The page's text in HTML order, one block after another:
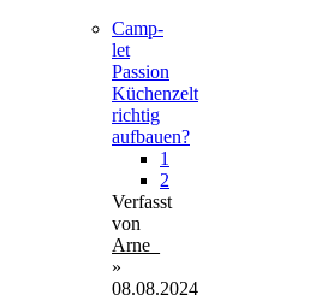
Camp-
let
Passion
Küchenzelt
richtig
aufbauen?
1
2
Verfasst
von
Arne_
»
08.08.2024